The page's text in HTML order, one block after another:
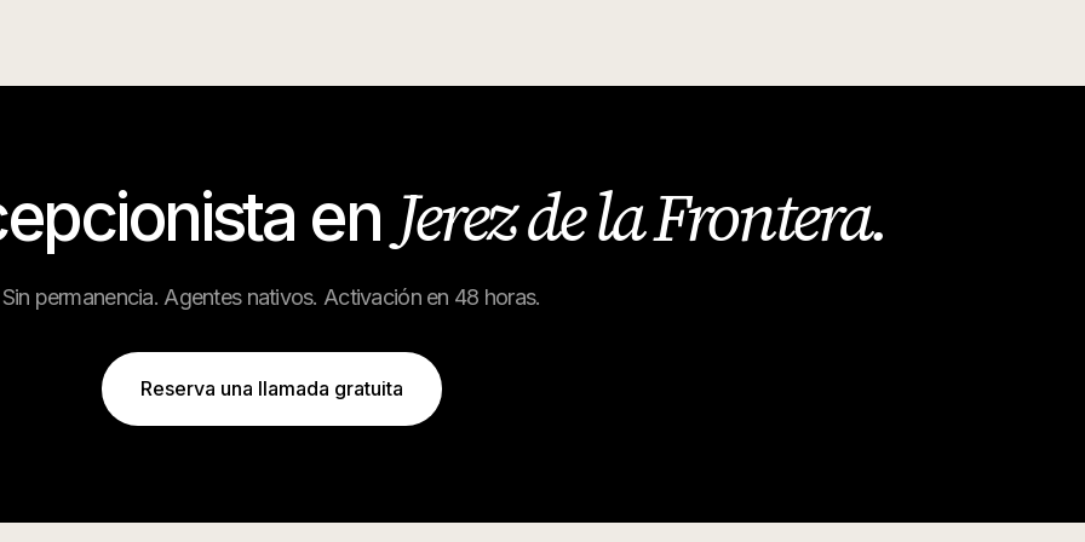
enJerez de la Frontera.
Sin permanencia. Agentes nativos. Activación en 48 horas.
Reserva una llamada gratuita